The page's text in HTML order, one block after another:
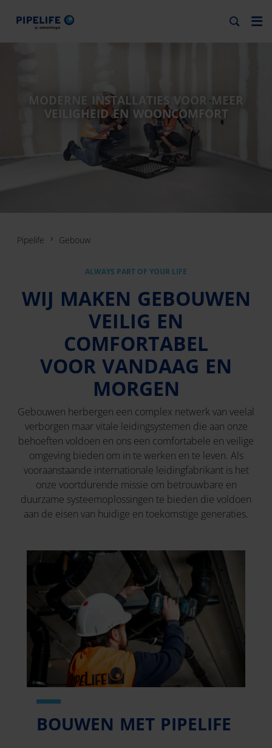
MODERNE INSTALLATIES VOOR MEER
VEILIGHEID EN WOONCOMFORT
Pipelife Gebouw
ALWAYS PART OF YOUR LIFE
WIJ MAKEN GEBOUWEN
VEILIG EN
COMFORTABEL
VOOR VANDAAG EN
MORGEN
Gebouwen herbergen een complex netwerk van veelal
verborgen maar vitale leidingsystemen die aan onze
behoeften voldoen en ons een comfortabele en veilige
omgeving bieden om in te werken en te leven. Als
vooraanstaande internationale leidingfabrikant is het
onze voortdurende missie om betrouwbare en
duurzame systeemoplossingen te bieden die voldoen
aan de eisen van huidige en toekomstige generaties.
BOUWEN MET PIPELIFE